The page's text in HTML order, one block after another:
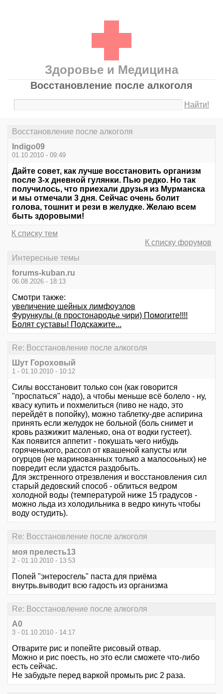
Здоровье и Медицина
Восстановление после алкоголя
Найти!
Восстановление после алкоголя
Indigo09
01.10.2010 - 09:49
Дайте совет, как лучше восстановить организм
после 3-х дневной гулянки. Пью редко. Но так
получилось, что приехали друзья из Мурманска
и мы отмечали 3 дня. Сейчас очень болит
голова, тошнит и рези в желудке. Желаю всем
быть здоровыми!
К списку тем
К списку форумов
Интересные темы
forums-kuban.ru
06.08.2026 - 18:13
Смотри также:
увеличение шейных лимфоузлов
Фурункулы (в простонародье чири) Помогите!!!!
Болят суставы! Подскажите...
Re: Восстановление после алкоголя
Шут Гороховый
1 - 01.10.2010 - 10:12
Силы восстановит только сон (как говорится
"проспаться" надо), а чтобы меньше всё болело - ну,
квасу купить и похмелиться (пиво не надо, это
перейдёт в попойку), можно таблетку-две аспирина
принять если желудок не больной (боль снимет и
кровь разжижит маленько, она от водки густеет).
Как появится аппетит - покушать чего нибудь
горяченького, рассол от квашеной капусты или
огурцов (не маринованных только а малосоьных) не
повредит если удастся раздобыть.
Для экстренного отрезвления и восстановления сил
старый дедовский способ - облиться ведром
холодной воды (температурой ниже 15 градусов -
можно льда из холодильника в ведро кинуть чтобы
воду остудить).
Re: Восстановление после алкоголя
моя прелесть13
2 - 01.10.2010 - 13:53
Попей "энтеросгель" паста для приёма
внутрь.выводит всю гадость из организма
Re: Восстановление после алкоголя
А0
3 - 01.10.2010 - 14:17
Отварите рис и попейте рисовый отвар.
Можно и рис поесть, но это если сможете что-либо
есть сейчас.
Не забудьте перед варкой промыть рис 2 раза.